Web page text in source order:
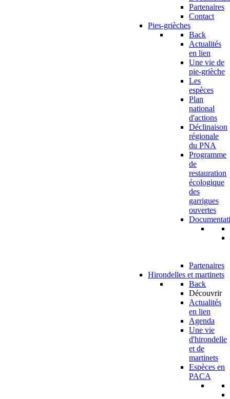
Partenaires
Contact
Pies-grièches
Back
Actualités
en lien
Une vie de
pie-grièche
Les
espèces
Plan
national
d'actions
Déclinaison
régionale
du PNA
Programme
de
restauration
écologique
des
garrigues
ouvertes
Partenaires
Hirondelles et martinets
Back
Découvrir
Actualités
en lien
Agenda
Une vie
d'hirondelle
et de
martinets
Espèces en
PACA